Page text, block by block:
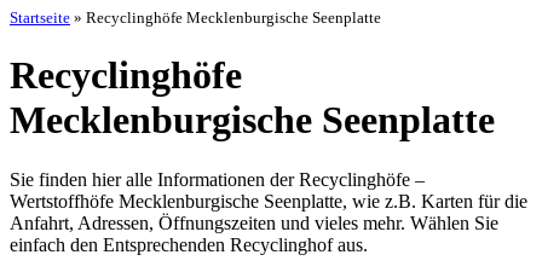
Startseite » Recyclinghöfe Mecklenburgische Seenplatte
Recyclinghöfe
Mecklenburgische Seenplatte
Sie finden hier alle Informationen der Recyclinghöfe –
Wertstoffhöfe Mecklenburgische Seenplatte, wie z.B. Karten für die
Anfahrt, Adressen, Öffnungszeiten und vieles mehr. Wählen Sie
einfach den Entsprechenden Recyclinghof aus.